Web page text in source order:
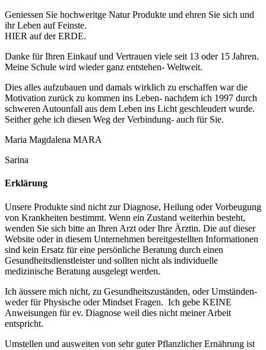
Geniessen Sie hochweritge Natur Produkte und ehren Sie sich und
ihr Leben auf Feinste.
HIER auf der ERDE.
Danke für Ihren Einkauf und Vertrauen viele seit 13 oder 15 Jahren.
Meine Schule wird wieder ganz entstehen- Weltweit.
Dies alles aufzubauen und damals wirklich zu erschaffen war die
Motivation zurück zu kommen ins Leben- nachdem ich 1997 durch
schweren Autounfall aus dem Leben ins Licht geschleudert wurde.
Seither gehe ich diesen Weg der Verbindung- auch für Sie.
Maria Magdalena MARA
Sarina
Erklärung
Unsere Produkte sind nicht zur Diagnose, Heilung oder Vorbeugung
von Krankheiten bestimmt. Wenn ein Zustand weiterhin besteht,
wenden Sie sich bitte an Ihren Arzt oder Ihre Ärztin. Die auf dieser
Website oder in diesem Unternehmen bereitgestellten Informationen
sind kein Ersatz für eine persönliche Beratung durch einen
Gesundheitsdienstleister und sollten nicht als individuelle
medizinische Beratung ausgelegt werden.
Ich äussere mich nicht, zu Gesundheitszuständen, oder Umständen-
weder für Physische oder Mindset Fragen. Ich gebe KEINE
Anweisungen für ev. Diagnose weil dies nicht meiner Arbeit
entspricht.
Umstellen und ausweiten von sehr guter Pflanzlicher Ernährung ist